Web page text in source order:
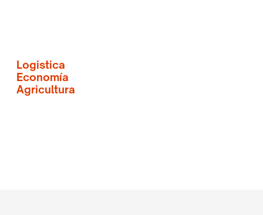
Logistica
Economía
Agricultura